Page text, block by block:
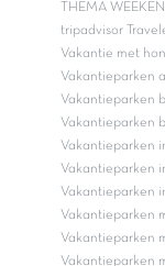
THEMA
tripadvisor
Vakantie met
Vakantieparken
Vakantieparken
Vakantieparken
Vakantieparken
Vakantieparken
Vakantieparken
Vakantieparken
Vakantieparken
Vakantieparken